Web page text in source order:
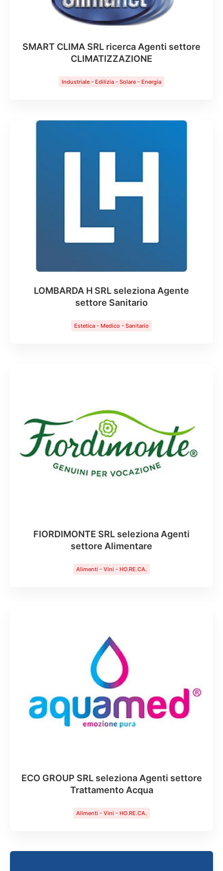
SMART CLIMA SRL ricerca Agenti settore
CLIMATIZZAZIONE
Industriale - Edilizia - Solare - Energia
LOMBARDA H SRL seleziona Agente
settore Sanitario
Estetica - Medico - Sanitario
FIORDIMONTE SRL seleziona Agenti
settore Alimentare
Alimenti - Vini - HO.RE.CA.
ECO GROUP SRL seleziona Agenti settore
Trattamento Acqua
Alimenti - Vini - HO.RE.CA.